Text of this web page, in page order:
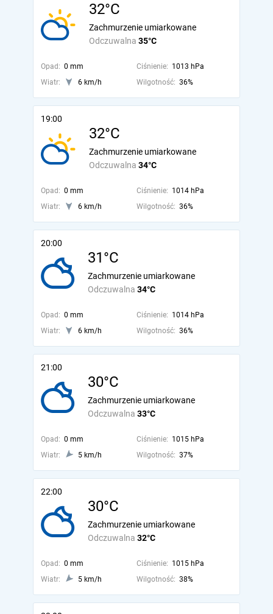
32°C
Odczuwalna 35°C
Zachmurzenie umiarkowane
Opad: 0 mm Ciśnienie: 1013 hPa
Wiatr:
6 km/h Wilgotność: 36%
19:00
32°C
Odczuwalna 34°C
Zachmurzenie umiarkowane
Opad: 0 mm Ciśnienie: 1014 hPa
Wiatr:
6 km/h Wilgotność: 36%
20:00
31°C
Odczuwalna 34°C
Zachmurzenie umiarkowane
Opad: 0 mm Ciśnienie: 1014 hPa
Wiatr:
6 km/h Wilgotność: 36%
21:00
30°C
Odczuwalna 33°C
Zachmurzenie umiarkowane
Opad: 0 mm Ciśnienie: 1015 hPa
Wiatr:
5 km/h Wilgotność: 37%
22:00
30°C
Odczuwalna 32°C
Zachmurzenie umiarkowane
Opad: 0 mm Ciśnienie: 1015 hPa
Wiatr:
5 km/h Wilgotność: 38%